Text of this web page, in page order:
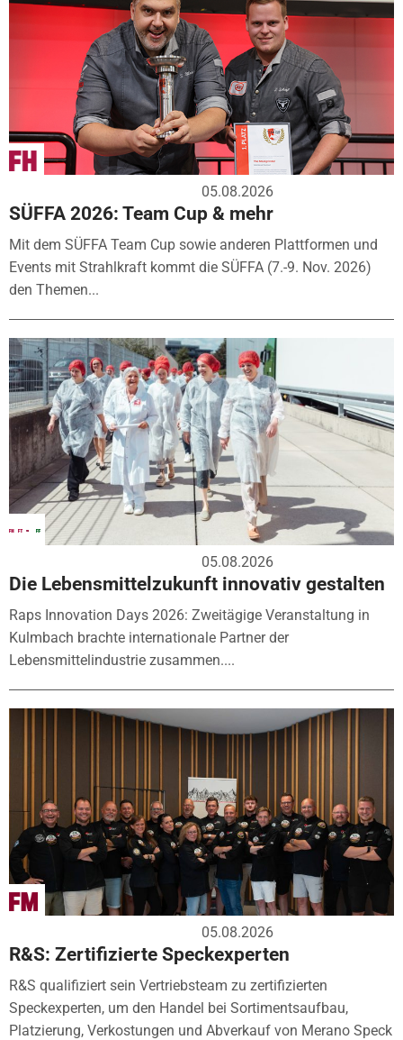
05.08.2026
SÜFFA 2026: Team Cup & mehr
Mit dem SÜFFA Team Cup sowie anderen Plattformen und
Events mit Strahlkraft kommt die SÜFFA (7.-9. Nov. 2026)
den Themen...
05.08.2026
Die Lebensmittelzukunft innovativ gestalten
Raps Innovation Days 2026: Zweitägige Veranstaltung in
Kulmbach brachte internationale Partner der
Lebensmittelindustrie zusammen....
05.08.2026
R&S: Zertifizierte Speckexperten
R&S qualifiziert sein Vertriebsteam zu zertifizierten
Speckexperten, um den Handel bei Sortimentsaufbau,
Platzierung, Verkostungen und Abverkauf von Merano Speck